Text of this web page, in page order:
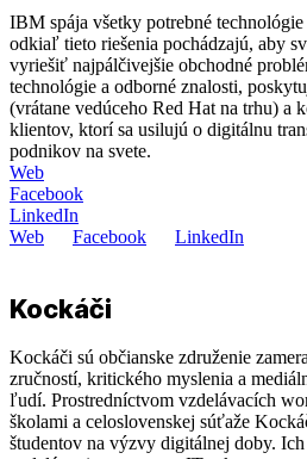
IBM spája všetky potrebné
odkiaľ tieto riešenia pochádzajú, aby
vyriešiť najpálčivejšie obchodné
technológie a odborné znalosti,
(vrátane vedúceho Red Hat na trhu) a
klientov, ktorí sa usilujú o digitálnu
podnikov na svete.
Web
Facebook
LinkedIn
Web
Facebook LinkedIn
Kockáči
Kockáči sú občianske združenie
zručností, kritického myslenia a
ľudí. Prostredníctvom vzdelávacích
školami a celoslovenskej súťaže
študentov na výzvy digitálnej doby.